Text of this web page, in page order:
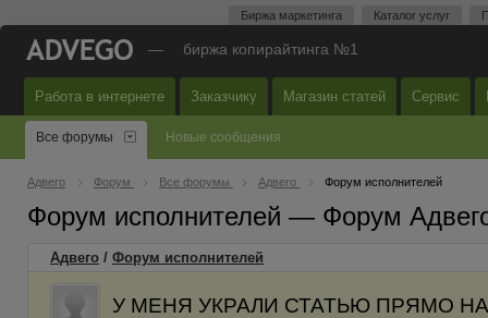
Биржа маркетинга Каталог услуг
— биржа копирайтинга №1
Работа в интернете Заказчику Магазин статей Сервис
Все форумы Новые сообщения
Адвего Форум Все форумы Адвего Форум исполнителей
Форум исполнителей — Форум
Адвего / Форум исполнителей
У МЕНЯ УКРАЛИ СТАТЬЮ ПРЯМО